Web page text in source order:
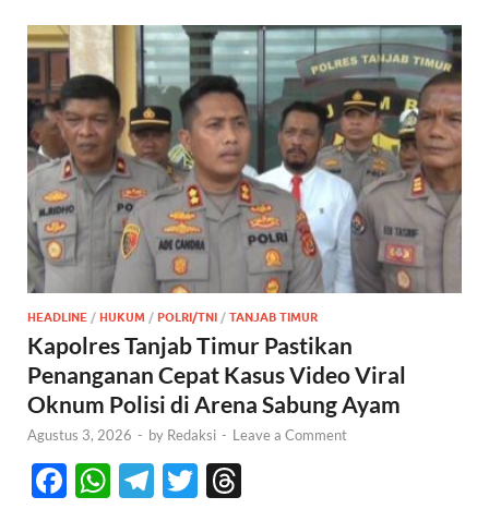
HEADLINE / HUKUM / POLRI/TNI / TANJAB TIMUR
Kapolres Tanjab Timur Pastikan
Penanganan Cepat Kasus Video Viral
Oknum Polisi di Arena Sabung Ayam
Agustus 3, 2026 - by Redaksi - Leave a Comment
F
W T
T